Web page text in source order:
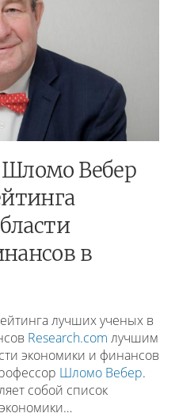
Вебер
в
лучших ученых в
Research.com лучшим
экономики и финансов
Шломо Вебер.
собой список